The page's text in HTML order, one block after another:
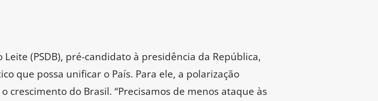
(PSDB), pré-candidato à presidência da República,
que possa unificar o País. Para ele, a polarização
do Brasil. “Precisamos de menos ataque às